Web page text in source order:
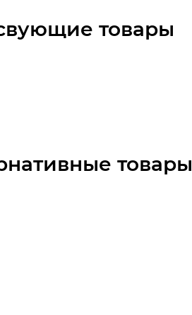
товары
товары